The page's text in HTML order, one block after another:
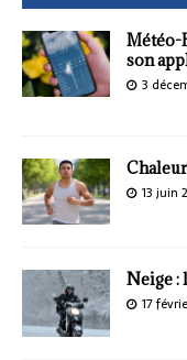
Météo-
son
3
13 juin
Neige :
17